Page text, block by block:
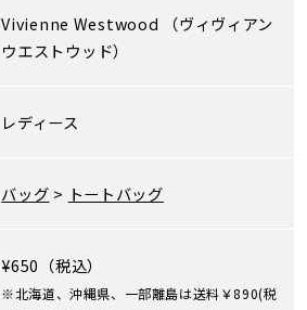
Vivienne Westwood （ヴィヴィアン
ウエストウッド）
レディース
バッグ > トートバッグ
¥650（税込）
※北海道、沖縄県、一部離島は送料￥890(税